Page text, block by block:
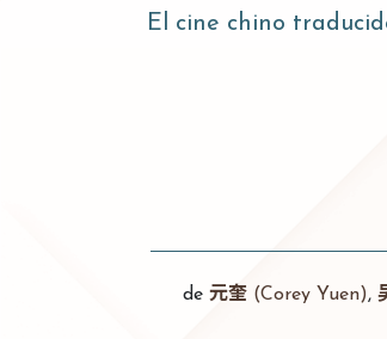
El cine chino
de 元奎(Corey Yuen),